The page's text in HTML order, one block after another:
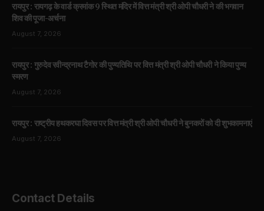
रायपुर : रायगढ़ के वार्ड क्रमांक 9 स्थित मंदिर में वित्त मंत्री श्री ओपी चौधरी ने की भगवान
शिव की पूजा-अर्चना
August 7, 2026
रायपुर : गुरुदेव रवीन्द्रनाथ टैगोर की पुण्यतिथि पर वित्त मंत्री श्री ओपी चौधरी ने किया पुण्य
स्मरण
August 7, 2026
रायपुर : राष्ट्रीय हथकरघा दिवस पर वित्त मंत्री श्री ओपी चौधरी ने बुनकरों को दी शुभकामनाएं
August 7, 2026
Contact Details